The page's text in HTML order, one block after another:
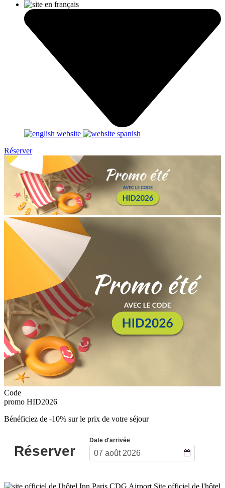
Réserver
Code
promo HID2026
Bénéficiez de -10% sur le prix de votre séjour